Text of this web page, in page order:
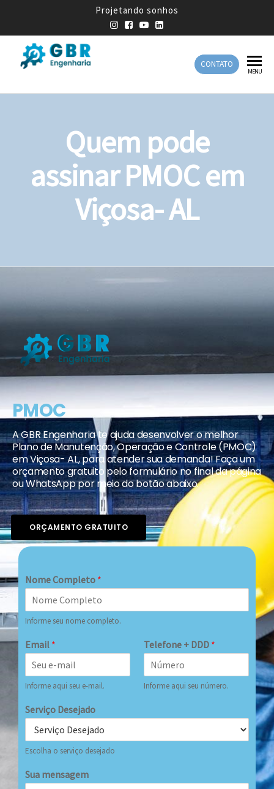
Projetando sonhos
Engenharia
Engenharia
CONTATO
MENU
Quem pode
assinar PMOC em
Viçosa- AL
PMOC
A GBR Engenharia te ajuda desenvolver o melhor
Plano de Manutenção, Operação e Controle (PMOC)
em Viçosa- AL, para atender sua demanda! Faça um
orçamento gratuito pelo formulário no final da página
ou WhatsApp por meio do botão abaixo.
ORÇAMENTO GRATUITO
Nome Completo *
Informe seu nome completo.
Email *
Informe aqui seu e-mail.
Telefone + DDD *
Informe aqui seu número.
Serviço Desejado
Escolha o serviço desejado
Sua mensagem